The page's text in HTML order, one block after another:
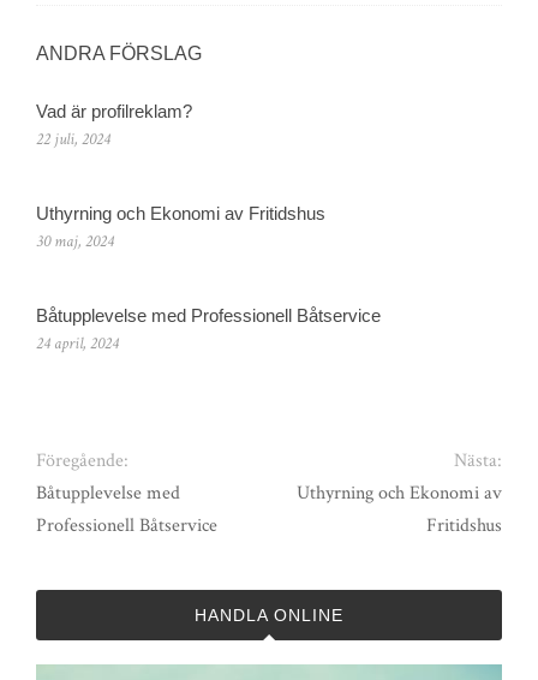
ANDRA FÖRSLAG
Vad är profilreklam?
22 juli, 2024
Uthyrning och Ekonomi av Fritidshus
30 maj, 2024
Båtupplevelse med Professionell Båtservice
24 april, 2024
Föregående:
Båtupplevelse med
Professionell Båtservice
Nästa:
Uthyrning och Ekonomi av
Fritidshus
HANDLA ONLINE